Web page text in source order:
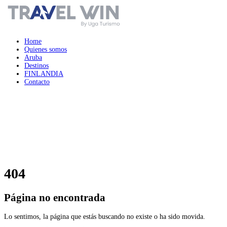
Home
Quienes somos
Aruba
Destinos
FINLANDIA
Contacto
404
Página no encontrada
Lo sentimos, la página que estás buscando no existe o ha sido movida.